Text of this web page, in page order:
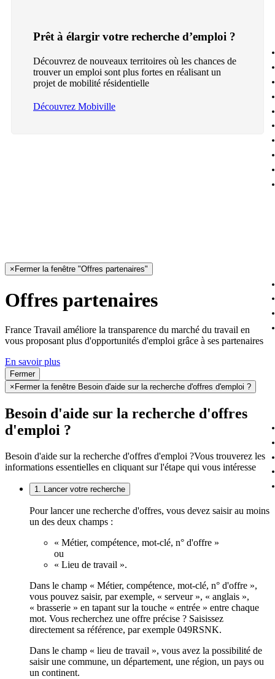
Prêt à élargir votre recherche d’emploi ?
Découvrez de nouveaux territoires où les chances de
trouver un emploi sont plus fortes en réalisant un
projet de mobilité résidentielle
Découvrez Mobiville
× Fermer la fenêtre "Offres partenaires"
Offres partenaires
France Travail améliore la transparence du marché du travail en
vous proposant plus d'opportunités d'emploi grâce à ses partenaires
En savoir plus
Fermer
× Fermer la fenêtre Besoin d'aide sur la recherche d'offres d'emploi ?
Besoin d'aide sur la recherche d'offres
d'emploi ?
Besoin d'aide sur la recherche d'offres d'emploi ?Vous trouverez les
informations essentielles en cliquant sur l'étape qui vous intéresse
1. Lancer votre recherche
Pour lancer une recherche d'offres, vous devez saisir au moins
un des deux champs :
« Métier, compétence, mot-clé, n° d'offre »
ou
« Lieu de travail ».
Dans le champ « Métier, compétence, mot-clé, n° d'offre »,
vous pouvez saisir, par exemple, « serveur », « anglais »,
« brasserie » en tapant sur la touche « entrée » entre chaque
mot. Vous recherchez une offre précise ? Saisissez
directement sa référence, par exemple 049RSNK.
Dans le champ « lieu de travail », vous avez la possibilité de
saisir une commune, un département, une région, un pays ou
un continent.